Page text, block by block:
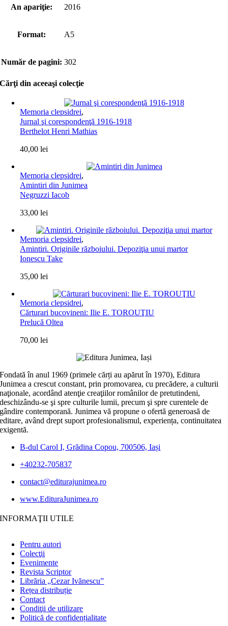
An apariţie: 2016
Format: A5
Număr de pagini: 302
Cărţi din aceeaşi colecţie
Memoria clepsidrei,
Jurnal şi corespondenţă 1916-1918
Berthelot Henri Mathias
40,00lei
Memoria clepsidrei,
Amintiri din Junimea
Negruzzi Iacob
33,00lei
Memoria clepsidrei,
Amintiri. Originile războiului. Depoziţia unui martor
Ionescu Take
35,00lei
Memoria clepsidrei,
Cărturari bucovineni: Ilie E. TOROUŢIU
Prelucă Oltea
70,00lei
Fondată în anul 1969 (primele cărți au apărut în 1970), Editura
Junimea a crescut constant, prin promovarea, cu precădere, a culturii
naţionale, acordând atenţie creaţiilor românilor de pretutindeni,
deschizându-se şi spre culturile lumii, precum şi spre curentele de
gândire contemporană. Junimea vă propune o ofertă generoasă de
editare, având drept suport profesionalismul, experiența, continuitatea
exigentă.
B-dul Carol I, Grădina Copou, 700506, Iași
+40232-705837
contact@editurajunimea.ro
www.EdituraJunimea.ro
INFORMAŢII UTILE
Pentru autori
Colecţii
Evenimente
Revista Scriptor
Librăria „Cezar Ivănescu”
Rețea distribuție
Contact
Condiţii de utilizare
Politică de confidențialitate